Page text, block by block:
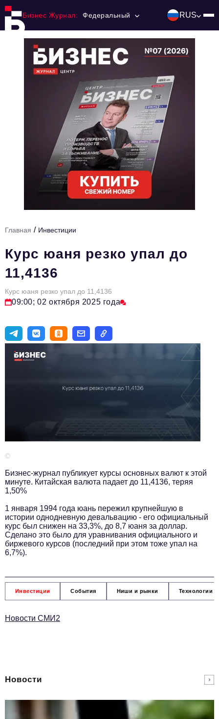
Бизнес Журнал: Федеральный RUS
Ниши и рынки
Технологии и тренды
HR
Персона номера
Юридический практикум
Туризм
Информационный отдел
info@business-magazine.online
reklama@business-magazine.online
Отдел распространения/редакционная подписка
podpiska@business-magazine.online
Отдел по работе с партнерами
Главная / Инвестиции
Курс юаня резко упал до
11,4136
Курс юаня резко упал до 11,4136
09:00; 02 октября 2025 года
©
Бизнес-журнал публикует курсы основных валют к этой
минуте. Китайская валюта падает до 11,4136, теряя
1,50%
1 января 1994 года юань пережил крупнейшую в
истории однодневную девальвацию - его официальный
курс был снижен на 33,3%, до 8,7 юаня за доллар.
Сделано это было для уравнивания официального и
биржевого курсов (последний при этом тоже упал на
6,7%).
Инвестиции События Ниши и рынки Технологии
Новости СМИ2
Новости